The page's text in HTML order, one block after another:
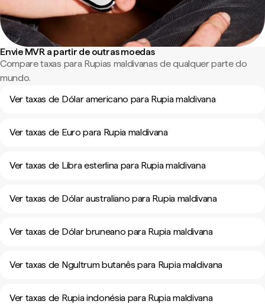
Envie MVR a partir de outras moedas
Compare taxas para Rupias maldivanas de qualquer parte do
mundo.
Ver taxas de Dólar americano para Rupia maldivana
Ver taxas de Euro para Rupia maldivana
Ver taxas de Libra esterlina para Rupia maldivana
Ver taxas de Dólar australiano para Rupia maldivana
Ver taxas de Dólar bruneano para Rupia maldivana
Ver taxas de Ngultrum butanês para Rupia maldivana
Ver taxas de Rupia indonésia para Rupia maldivana